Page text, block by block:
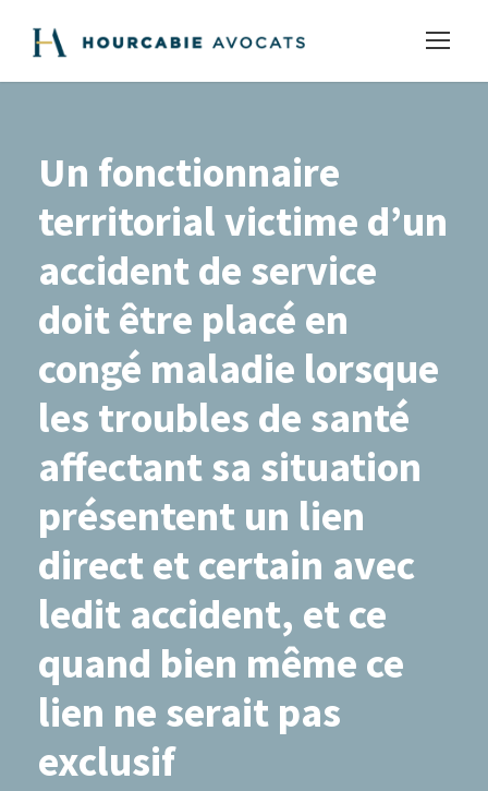
Un fonctionnaire
territorial victime d’un
accident de service
doit être placé en
congé maladie lorsque
les troubles de santé
affectant sa situation
présentent un lien
direct et certain avec
ledit accident, et ce
quand bien même ce
lien ne serait pas
exclusif